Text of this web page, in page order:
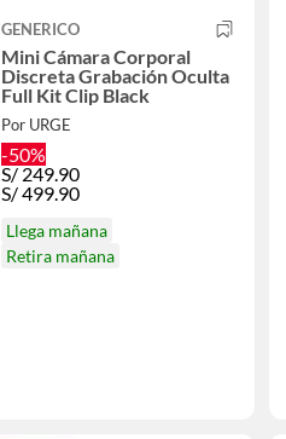
GENERICO
Mini Cámara Corporal
Discreta Grabación Oculta
Full Kit Clip Black
Por URGE
-50%
S/ 249.90
S/499.90
Llega mañana
Retira mañana